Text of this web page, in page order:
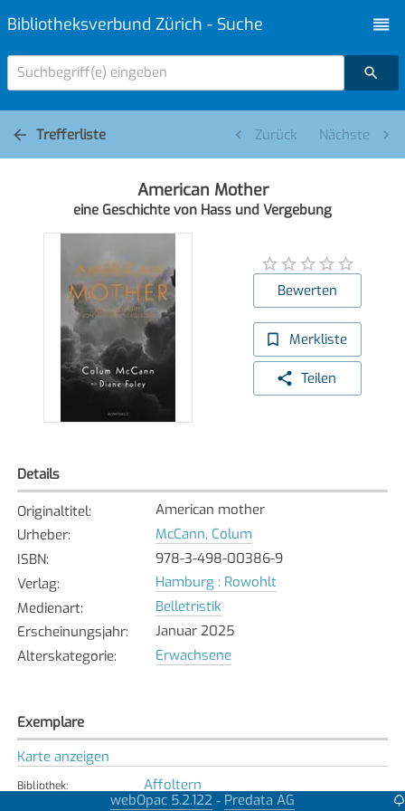
Bibliotheksverbund Zürich - Suche
Suchbegriff(e) eingeben
Trefferliste Zurück Nächste
American Mother
eine Geschichte von Hass und Vergebung
Bewerten
Merkliste
Teilen
Details
Originaltitel:
American mother
Urheber:
McCann, Colum
ISBN:
978-3-498-00386-9
Verlag:
Hamburg : Rowohlt
Medienart:
Belletristik
Erscheinungsjahr:
Januar 2025
Alterskategorie: Erwachsene
Exemplare
Karte anzeigen
Bibliothek: Affoltern
Verfügbar
webOpac 5.2.122 - Predata AG